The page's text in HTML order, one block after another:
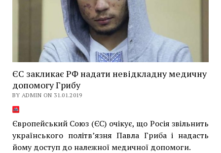
ЄС закликає РФ надати невідкладну медичну
допомогу Грибу
BY ADMIN ON 31.01.2019
Європейський Союз (ЄС) очікує, що Росія звільнить
українського політв’язня Павла Гриба і надасть
йому доступ до належної медичної допомоги.